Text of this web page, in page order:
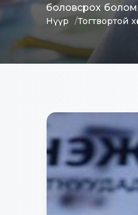
боловсрох
Нүүр Тогтвортой